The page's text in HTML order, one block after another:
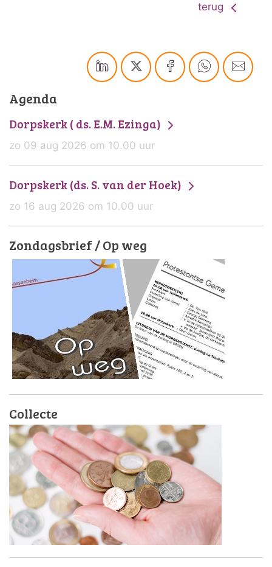
terug
Agenda
Dorpskerk ( ds. E.M. Ezinga)
zo 09 aug 2026 om 10.00 uur
Dorpskerk (ds. S. van der Hoek)
zo 16 aug 2026 om 10.00 uur
Zondagsbrief / Op weg
Collecte